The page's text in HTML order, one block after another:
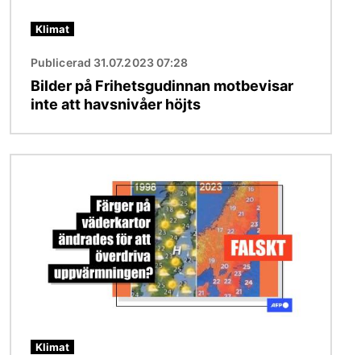
Klimat
Publicerad 31.07.2023 07:28
Bilder på Frihetsgudinnan motbevisar
inte att havsnivåer höjts
Klimat